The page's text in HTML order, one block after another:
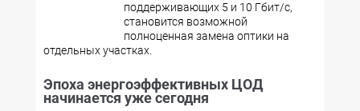
поддерживающих 5 и 10 Гбит/с,
становится возможной
полноценная замена оптики на
отдельных участках.
Эпоха энергоэффективных ЦОД
начинается уже сегодня